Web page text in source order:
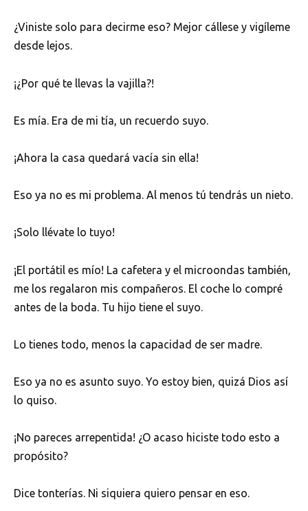
¿Viniste solo para decirme eso? Mejor cállese y vigíleme
desde lejos.
¡¿Por qué te llevas la vajilla?!
Es mía. Era de mi tía, un recuerdo suyo.
¡Ahora la casa quedará vacía sin ella!
Eso ya no es mi problema. Al menos tú tendrás un nieto.
¡Solo llévate lo tuyo!
¡El portátil es mío! La cafetera y el microondas también,
me los regalaron mis compañeros. El coche lo compré
antes de la boda. Tu hijo tiene el suyo.
Lo tienes todo, menos la capacidad de ser madre.
Eso ya no es asunto suyo. Yo estoy bien, quizá Dios así
lo quiso.
¡No pareces arrepentida! ¿O acaso hiciste todo esto a
propósito?
Dice tonterías. Ni siquiera quiero pensar en eso.